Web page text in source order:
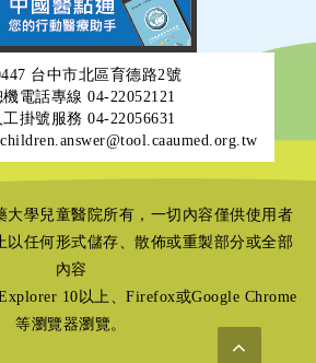
台中市北區育德路2號
機電話專線 04-22052121
工掛號服務 04-22056631
大學兒童醫院所有，一切內容僅供使用者
以任何形式儲存、散佈或重製部分或全部
內容
10以上、Firefox或Google Chrome
等瀏覽器瀏覽。